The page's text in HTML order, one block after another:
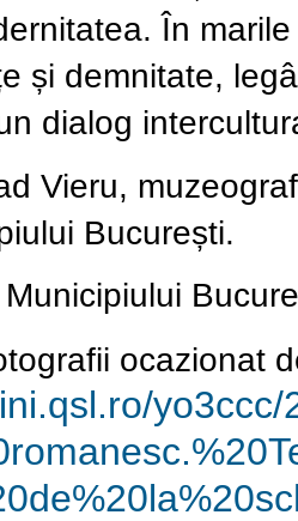
În
și demnitate,
dialog
Vieru,
București.
ocazionat
yo3ccc/